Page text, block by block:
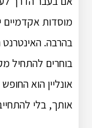
מוסדות אקדמיים
בהרבה. האינטרנט
בוחרים להתחיל
אונליין הוא
אותך, בלי